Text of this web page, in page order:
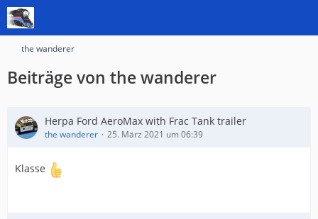
the wanderer
Beiträge von the wanderer
Herpa Ford AeroMax with Frac Tank trailer
the wanderer 25. März 2021 um 06:39
Klasse